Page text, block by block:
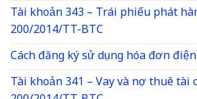
Tài khoản 343 – Trái phiếu phát
200/2014/TT-BTC
Cách đăng ký sử dụng hóa đơn
Tài khoản 341 – Vay và nợ thuê